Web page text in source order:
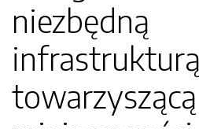
niezbędną
infrastrukturą